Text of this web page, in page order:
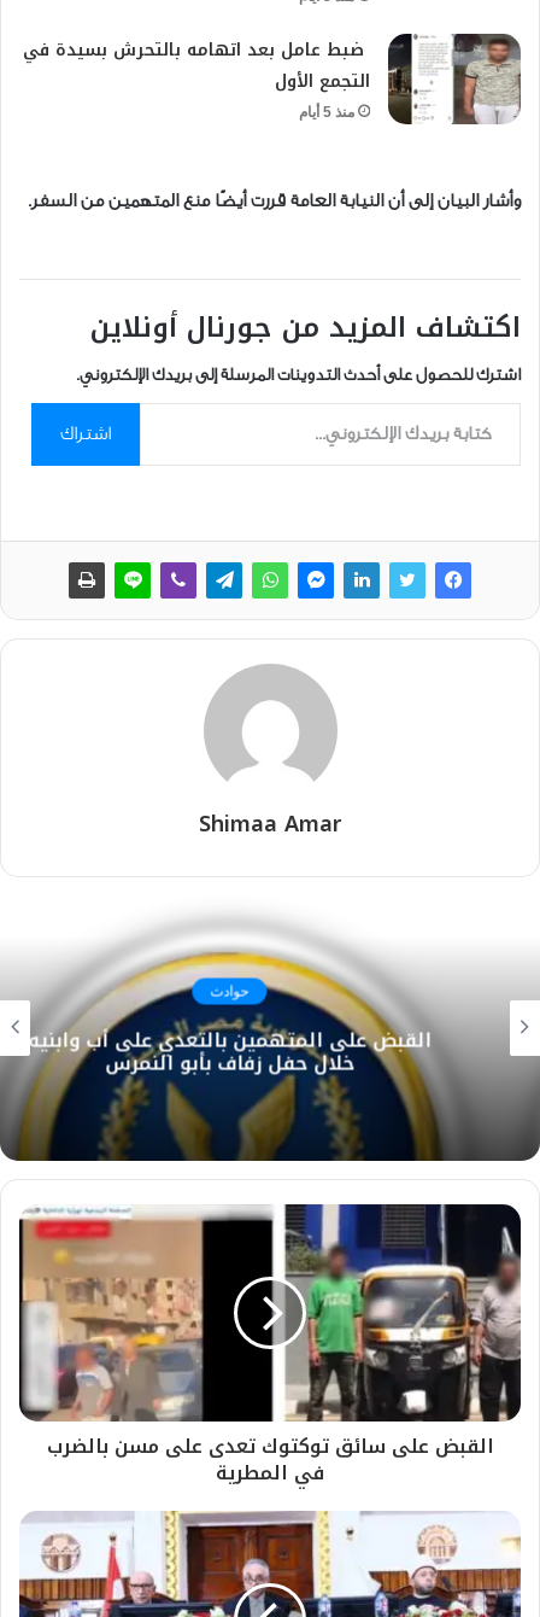
ضبط عامل بعد اتهامه بالتحرش بسيدة في
التجمع الأول
منذ 5 أيام
وأشار البيان إلى أن النيابة العامة قررت أيضًا منع المتهمين من السفر.
اكتشاف المزيد من جورنال أونلاين
اشترك للحصول على أحدث التدوينات المرسلة إلى بريدك الإلكتروني.
كتابة بريدك الإلكتروني...
اشتراك
Shimaa Amar
حوادث
القبض على المتهمين بالتعدي على أب وابنيه
خلال حفل زفاف بأبو النمرس
القبض على سائق توكتوك تعدى على مسن بالضرب
في المطرية